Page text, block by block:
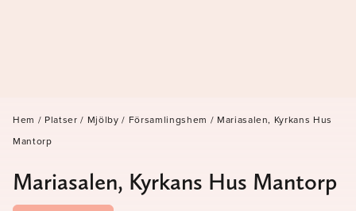
Hem / Platser / Mjölby / Församlingshem / Mariasalen, Kyrkans Hus
Mantorp
Mariasalen, Kyrkans Hus Mantorp